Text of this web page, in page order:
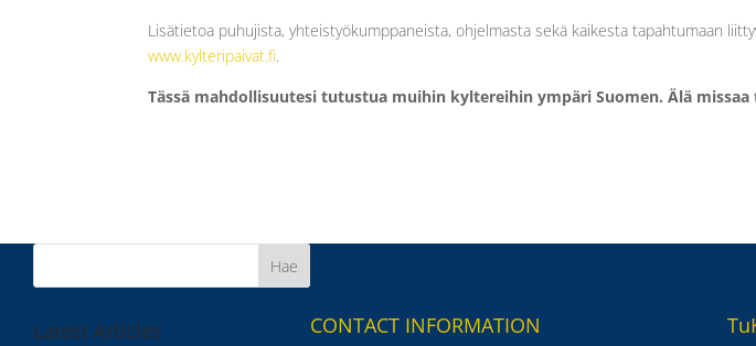
Lisätietoa puhujista, yhteistyökumppaneista, ohjelmasta sekä kaikesta tapahtumaan
www.kylteripaivat.fi.
Tässä mahdollisuutesi tutustua muihin kyltereihin ympäri Suomen. Älä missaa
Latest Articles CONTACT INFORMATION